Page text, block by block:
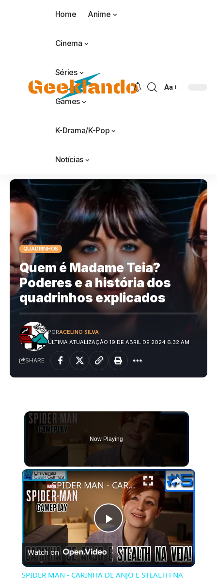
Home Anime
Cinema
Séries
Games
K-Drama/K-Pop
Notícias
Aa
QUADRINHOS
Quem é Madame Teia?
Poderes e a história dos
quadrinhos explicados
ÚLTIMA ATUALIZAÇÃO 19 DE ABRIL DE 2024 6:32 AM
PORACELINO SILVA
SHARE
Now Playing
×
Play
Video
SPIDER MAN - CARINHA DE ANJO E STEALTH NA VEIA! - Gameplay no PC 4K 60fps #parte5 #gaming
Watch on
SPIDER MAN - CARINHA DE ANJO E STEALTH NA